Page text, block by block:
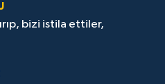
bizi istila ettiler,